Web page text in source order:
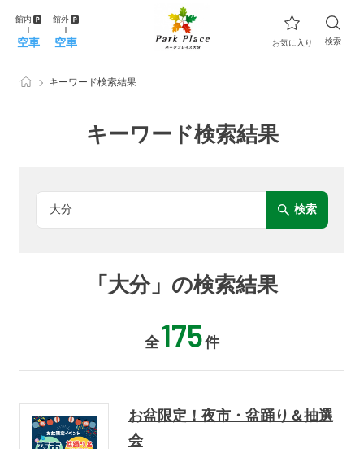
館内
空車
館外
空車 お気に入り 検索
キーワード検索結果
キーワード検索結果
検索
「大分」の検索結果
全175件
お盆限定！夜市・盆踊り＆抽選
会